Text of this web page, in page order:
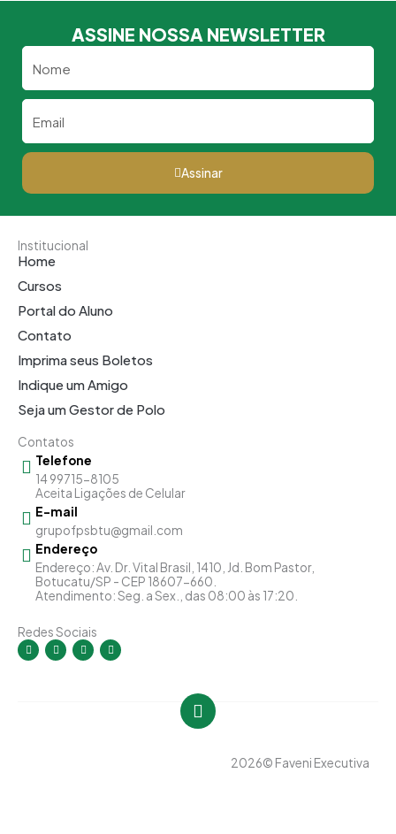
ASSINE NOSSA NEWSLETTER
Assinar
Institucional
Home
Cursos
Portal do Aluno
Contato
Imprima seus Boletos
Indique um Amigo
Seja um Gestor de Polo
Contatos
Telefone
14 99715-8105
Aceita Ligações de Celular
E-mail
grupofpsbtu@gmail.com
Endereço
Endereço: Av. Dr. Vital Brasil, 1410, Jd. Bom Pastor,
Botucatu/SP - CEP 18607-660.
Atendimento: Seg. a Sex., das 08:00 às 17:20.
Redes Sociais
I
n
s
F
a
c
Y
o
u
L
i
n
2026© Faveni Executiva